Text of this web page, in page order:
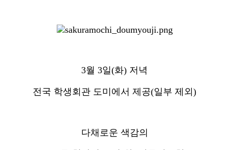
3월 3일(화) 저녁
전국 학생회관 도미에서 제공(일부 제외)
다채로운 색감의